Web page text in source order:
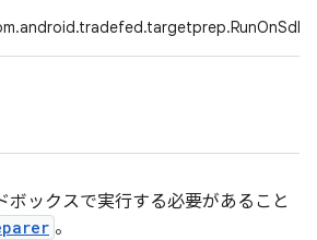
ボックスで実行する必要があること
。